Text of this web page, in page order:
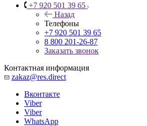
+7 920 501 39 65
Назад
Телефоны
+7 920 501 39 65
8 800 201-26-87
Заказать звонок
Контактная информация
zakaz@res.direct
Вконтакте
Viber
Viber
WhatsApp